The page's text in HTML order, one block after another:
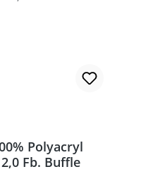
Polyacryl
12,0 Fb. Buffle